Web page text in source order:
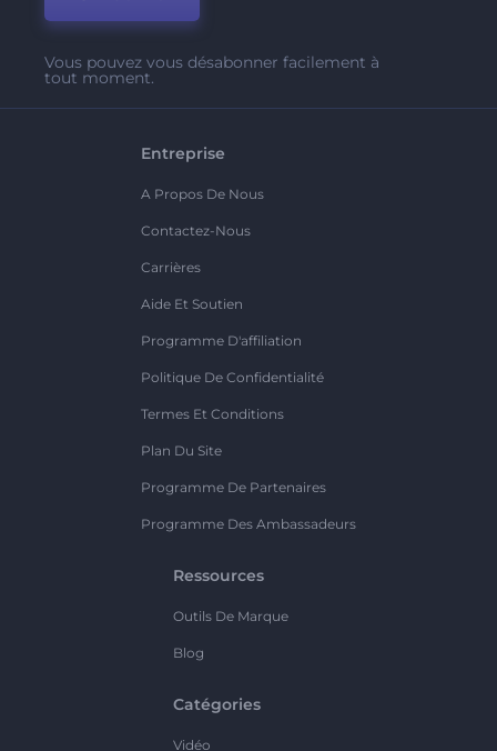
Vous pouvez vous désabonner facilement à
tout moment.
Entreprise
A Propos De Nous
Contactez-Nous
Carrières
Aide Et Soutien
Programme D'affiliation
Politique De Confidentialité
Termes Et Conditions
Plan Du Site
Programme De Partenaires
Programme Des Ambassadeurs
Ressources
Outils De Marque
Blog
Catégories
Vidéo